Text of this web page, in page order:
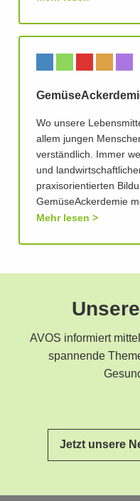
Wo unsere
allem jungen
verständlich. Immer
und
praxisorientierten
GemüseAckerdemie
Mehr lesen
AVOS informiert
spannende
Jetzt unsere